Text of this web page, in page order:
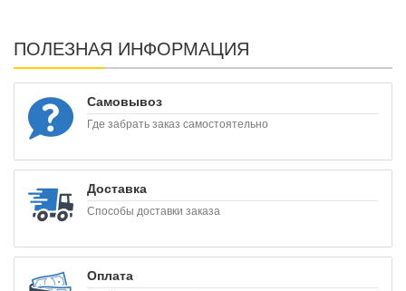
ПОЛЕЗНАЯ ИНФОРМАЦИЯ
Самовывоз
Где забрать заказ самостоятельно
Доставка
Способы доставки заказа
Оплата